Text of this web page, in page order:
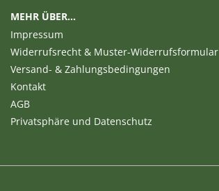
MEHR ÜBER...
Impressum
Widerrufsrecht & Muster-Widerrufsformular
Versand- & Zahlungsbedingungen
Kontakt
AGB
Privatsphäre und Datenschutz